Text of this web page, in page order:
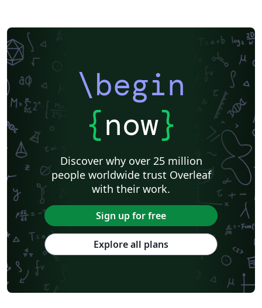
\begin
{now}
Discover why over 25 million
people worldwide trust Overleaf
with their work.
Sign up for free
Explore all plans